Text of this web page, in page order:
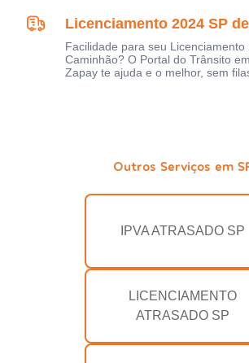
Licenciamento 2024 SP
Facilidade para seu Licenciamento
Caminhão? O Portal do Trânsito
Zapay te ajuda e o melhor, sem
Outros Serviços em
IPVA ATRASADO SP
LICENCIAMENTO
ATRASADO SP